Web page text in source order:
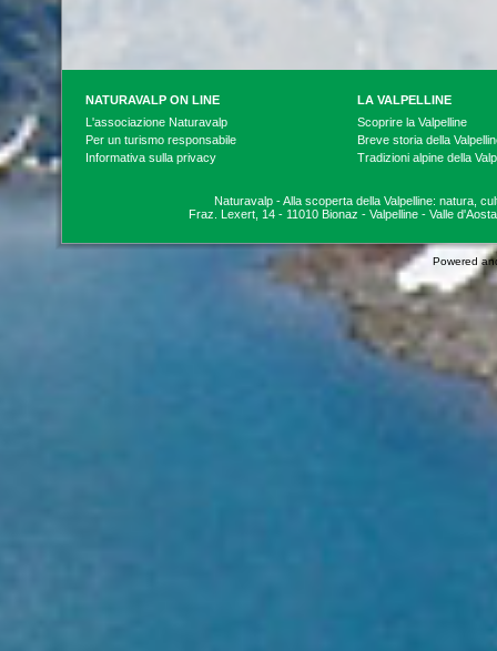
NATURAVALP ON LINE
LA VALPELLINE
L'associazione Naturavalp
Per un turismo responsabile
Informativa sulla privacy
Scoprire la Valpelline
Breve storia della
Tradizioni alpine della
Naturavalp - Alla scoperta della Valpelline: natura,
Fraz. Lexert, 14 - 11010 Bionaz - Valpelline - Valle
Powered